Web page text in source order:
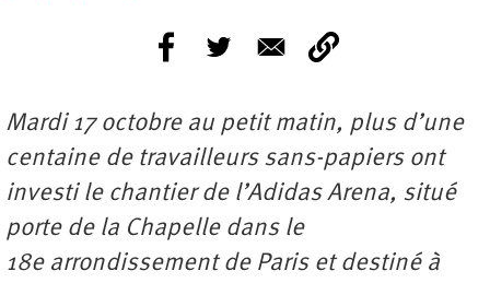
Mardi 17 octobre au petit matin, plus d’une
centaine de travailleurs sans-papiers ont
investi le chantier de l’Adidas Arena, situé
porte de la Chapelle dans le
18e arrondissement de Paris et destiné à